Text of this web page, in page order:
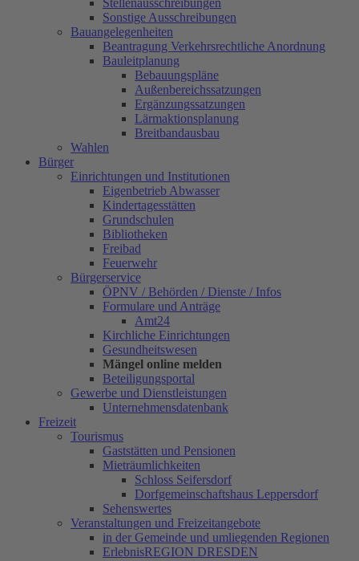
Stellenausschreibungen
Sonstige Ausschreibungen
Bauangelegenheiten
Beantragung Verkehrsrechtliche Anordnung
Bauleitplanung
Bebauungspläne
Außenbereichssatzungen
Ergänzungssatzungen
Lärmaktionsplanung
Breitbandausbau
Wahlen
Bürger
Einrichtungen und Institutionen
Eigenbetrieb Abwasser
Kindertagesstätten
Grundschulen
Bibliotheken
Freibad
Feuerwehr
Bürgerservice
ÖPNV / Behörden / Dienste / Infos
Formulare und Anträge
Amt24
Kirchliche Einrichtungen
Gesundheitswesen
Mängel online melden
Beteiligungsportal
Gewerbe und Dienstleistungen
Unternehmensdatenbank
Freizeit
Tourismus
Gaststätten und Pensionen
Mieträumlichkeiten
Schloss Seifersdorf
Dorfgemeinschaftshaus Leppersdorf
Sehenswertes
Veranstaltungen und Freizeitangebote
in der Gemeinde und umliegenden Regionen
ErlebnisREGION DRESDEN